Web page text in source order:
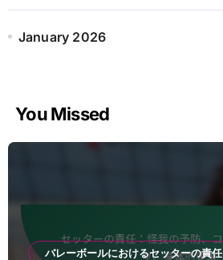
January 2026
You Missed
バレーボールにおけるセッターの責任